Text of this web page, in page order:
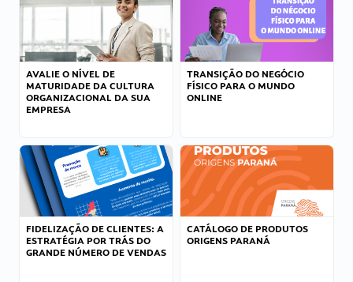
AVALIE O NÍVEL DE
MATURIDADE DA CULTURA
ORGANIZACIONAL DA SUA
EMPRESA
TRANSIÇÃO DO NEGÓCIO
FÍSICO PARA O MUNDO
ONLINE
FIDELIZAÇÃO DE CLIENTES: A
ESTRATÉGIA POR TRÁS DO
GRANDE NÚMERO DE VENDAS
CATÁLOGO DE PRODUTOS
ORIGENS PARANÁ